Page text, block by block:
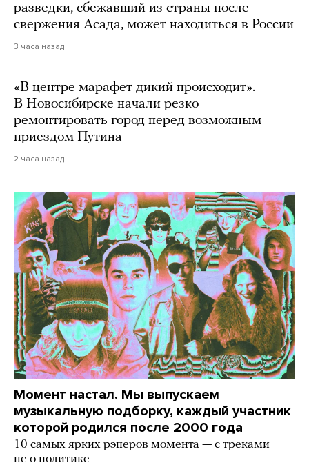
разведки, сбежавший из страны после
свержения Асада, может находиться в России
3 часа назад
«В центре марафет дикий происходит».
В Новосибирске начали резко
ремонтировать город перед возможным
приездом Путина
2 часа назад
Момент настал. Мы выпускаем
музыкальную подборку, каждый участник
которой родился после 2000 года
10 самых ярких рэперов момента — с треками
не о политике